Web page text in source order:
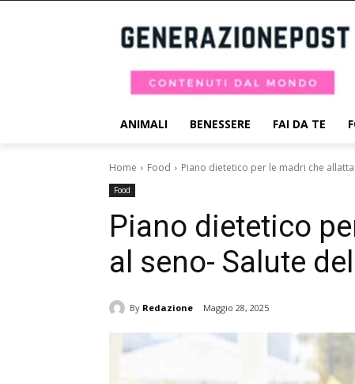
ANIMALI BENESSERE FAI DA TE
Home Food Piano dietetico per le madri che
Food
Piano dietetico
al seno- Salute
By Redazione Maggio 28, 2025